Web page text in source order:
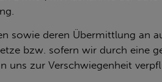
sowie deren Über­mitt­lung
bzw. so­fern wir durch
uns zur Ver­schwie­gen­heit